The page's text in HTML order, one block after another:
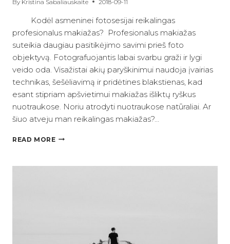
By Kristina Sabaliauskaite 2018-09-11
Kodėl asmeninei fotosesijai reikalingas
profesionalus makiažas? Profesionalus makiažas
suteikia daugiau pasitikėjimo savimi prieš foto
objektyvą. Fotografuojantis labai svarbu graži ir lygi
veido oda. Visažistai akių paryškinimui naudoja įvairias
technikas, šešėliavimą ir pridėtines blakstienas, kad
esant stipriam apšvietimui makiažas išliktų ryškus
nuotraukose. Noriu atrodyti nuotraukose natūraliai. Ar
šiuo atveju man reikalingas makiažas?…
READ MOREMAKIAŽAS